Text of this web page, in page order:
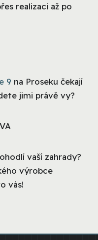
realizaci až po
9 na Proseku čekají
jimi právě vy?
vaší zahrady?
výrobce
vás!